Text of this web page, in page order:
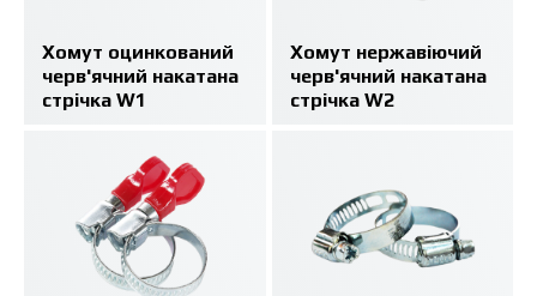
Хомут оцинкований
черв'ячний накатана
стрічка W1
Хомут нержавіючий
черв'ячний накатана
стрічка W2